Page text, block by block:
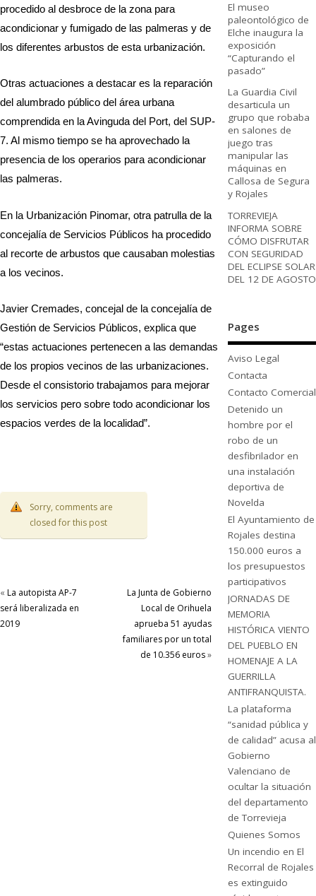
procedido al desbroce de la zona para
acondicionar y fumigado de las palmeras y de
los diferentes arbustos de esta urbanización.
Otras actuaciones a destacar es la reparación
del alumbrado público del área urbana
comprendida en la Avinguda del Port, del SUP-
7. Al mismo tiempo se ha aprovechado la
presencia de los operarios para acondicionar
las palmeras.
En la Urbanización Pinomar, otra patrulla de la
concejalía de Servicios Públicos ha procedido
al recorte de arbustos que causaban molestias
a los vecinos.
Javier Cremades, concejal de la concejalía de
Gestión de Servicios Públicos, explica que
“estas actuaciones pertenecen a las demandas
de los propios vecinos de las urbanizaciones.
Desde el consistorio trabajamos para mejorar
los servicios pero sobre todo acondicionar los
espacios verdes de la localidad”.
Sorry, comments are
closed for this post
« La autopista AP-7
será liberalizada en
2019
La Junta de Gobierno
Local de Orihuela
aprueba 51 ayudas
familiares por un total
de 10.356 euros»
El museo
paleontológico de
Elche inaugura la
exposición
“Capturando el
pasado”
La Guardia Civil
desarticula un
grupo que robaba
en salones de
juego tras
manipular las
máquinas en
Callosa de Segura
y Rojales
TORREVIEJA
INFORMA SOBRE
CÓMO DISFRUTAR
CON SEGURIDAD
DEL ECLIPSE SOLAR
DEL 12 DE AGOSTO
Pages
Aviso Legal
Contacta
Contacto Comercial
Detenido un
hombre por el
robo de un
desfibrilador en
una instalación
deportiva de
Novelda
El Ayuntamiento de
Rojales destina
150.000 euros a
los presupuestos
participativos
JORNADAS DE
MEMORIA
HISTÓRICA VIENTO
DEL PUEBLO EN
HOMENAJE A LA
GUERRILLA
ANTIFRANQUISTA.
La plataforma
“sanidad pública y
de calidad” acusa al
Gobierno
Valenciano de
ocultar la situación
del departamento
de Torrevieja
Quienes Somos
Un incendio en El
Recorral de Rojales
es extinguido